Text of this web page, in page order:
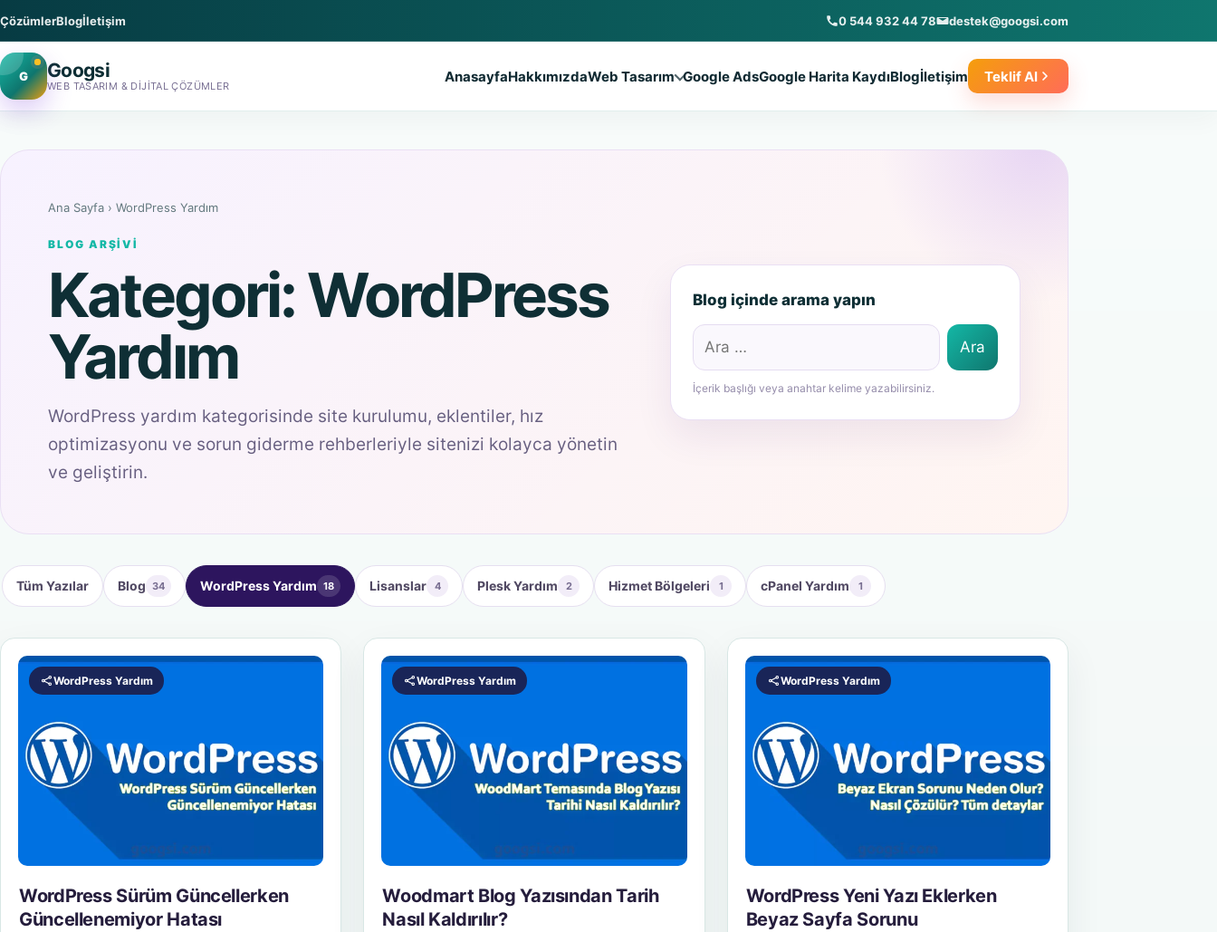
ÇözümlerBlogİletişim 0 544 932 44 78 destek@googsi.com
G Googsi
WEB TASARIM & DIJITAL ÇÖZÜMLER
AnasayfaHakkımızdaWeb Tasarım Google AdsGoogle Harita KaydıBlogİletişim Teklif Al
Ana Sayfa › WordPress Yardım
BLOG ARŞIVI
Kategori:WordPress
Yardım
WordPress yardım kategorisinde site kurulumu, eklentiler, hız
optimizasyonu ve sorun giderme rehberleriyle sitenizi kolayca yönetin
ve geliştirin.
Blog içinde arama yapın
Arama:
İçerik başlığı veya anahtar kelime yazabilirsiniz.
Tüm Yazılar Blog 34 WordPress Yardım 18 Lisanslar 4 Plesk Yardım 2 Hizmet Bölgeleri 1 cPanel Yardım 1
WordPress Yardım
WordPress Sürüm Güncellerken
Güncellenemiyor Hatası
WordPress Yardım
Woodmart Blog Yazısından Tarih
Nasıl Kaldırılır?
WordPress Yardım
WordPress Yeni Yazı Eklerken
Beyaz Sayfa Sorunu